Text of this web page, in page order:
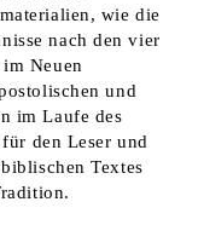
wie die
nach den vier
Neuen
und
im Laufe des
den Leser und
Textes